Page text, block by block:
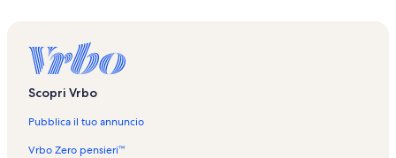
Scopri Vrbo
Pubblica il tuo annuncio
Vrbo Zero pensieri™